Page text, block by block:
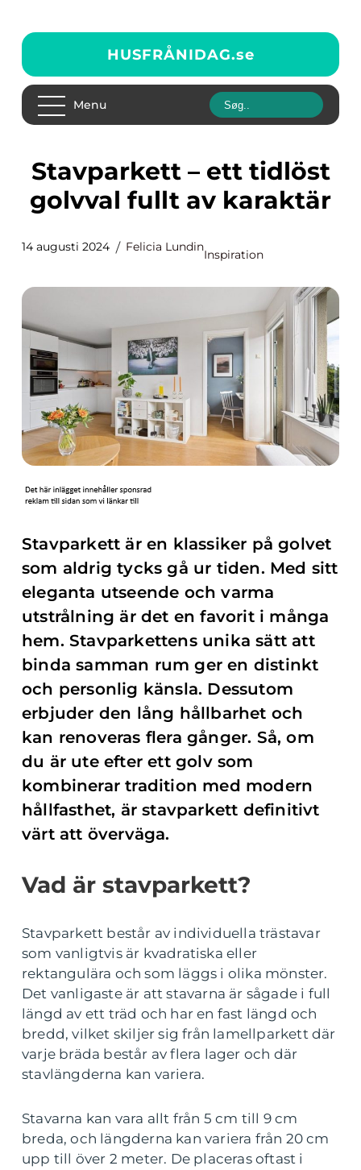
HUSFRÅNIDAG.se
Menu
Stavparkett – ett tidlöst
golvval fullt av karaktär
14 augusti 2024 Felicia Lundin
Inspiration
Stavparkett är en klassiker på golvet
som aldrig tycks gå ur tiden. Med sitt
eleganta utseende och varma
utstrålning är det en favorit i många
hem. Stavparkettens unika sätt att
binda samman rum ger en distinkt
och personlig känsla. Dessutom
erbjuder den lång hållbarhet och
kan renoveras flera gånger. Så, om
du är ute efter ett golv som
kombinerar tradition med modern
hållfasthet, är stavparkett definitivt
värt att överväga.
Vad är stavparkett?
Stavparkett består av individuella trästavar
som vanligtvis är kvadratiska eller
rektangulära och som läggs i olika mönster.
Det vanligaste är att stavarna är sågade i full
längd av ett träd och har en fast längd och
bredd, vilket skiljer sig från lamellparkett där
varje bräda består av flera lager och där
stavlängderna kan variera.
Stavarna kan vara allt från 5 cm till 9 cm
breda, och längderna kan variera från 20 cm
upp till över 2 meter. De placeras oftast i